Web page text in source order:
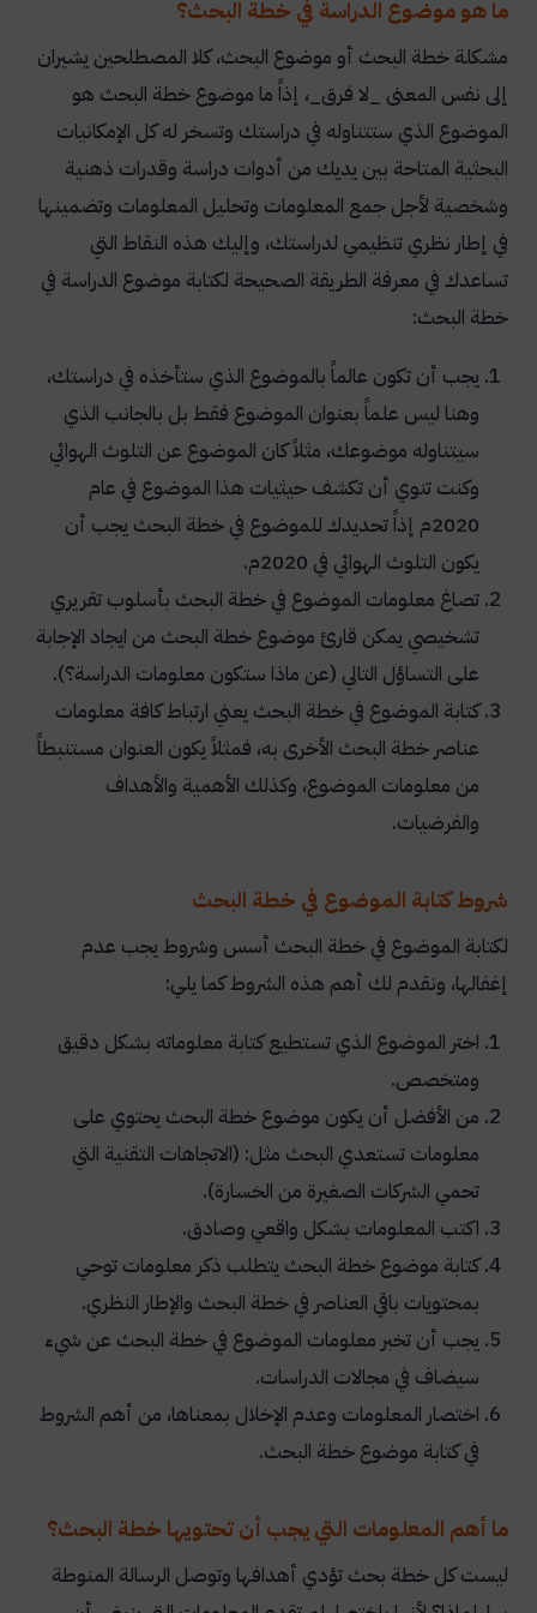
ما هو موضوع الدراسة في خطة البحث؟
مشكلة خطة البحث أو موضوع البحث، كلا المصطلحين يشيران
إلى نفس المعنى _لا فرق_، إذاً ما موضوع خطة البحث هو
الموضوع الذي ستتناوله في دراستك وتسخر له كل الإمكانيات
البحثية المتاحة بين يديك من أدوات دراسة وقدرات ذهنية
وشخصية لأجل جمع المعلومات وتحليل المعلومات وتضمينها
في إطار نظري تنظيمي لدراستك، وإليك هذه النقاط التي
تساعدك في معرفة الطريقة الصحيحة لكتابة موضوع الدراسة في
خطة البحث:
يجب أن تكون عالماً بالموضوع الذي ستأخذه في دراستك،
وهنا ليس علماً بعنوان الموضوع فقط بل بالجانب الذي
سيتناوله موضوعك، مثلاً كان الموضوع عن التلوث الهوائي
وكنت تنوي أن تكشف حيثيات هذا الموضوع في عام
2020م إذاً تحديدك للموضوع في خطة البحث يجب أن
يكون التلوث الهوائي في 2020م.
تصاغ معلومات الموضوع في خطة البحث بأسلوب تقريري
تشخيصي يمكن قارئ موضوع خطة البحث من ايجاد الإجابة
على التساؤل التالي (عن ماذا ستكون معلومات الدراسة؟).
كتابة الموضوع في خطة البحث يعني ارتباط كافة معلومات
عناصر خطة البحث الأخرى به، فمثلاً يكون العنوان مستنبطاً
من معلومات الموضوع، وكذلك الأهمية والأهداف
والفرضيات.
شروط كتابة الموضوع في خطة البحث
لكتابة الموضوع في خطة البحث أسس وشروط يجب عدم
إغفالها، ونقدم لك أهم هذه الشروط كما يلي:
اختر الموضوع الذي تستطيع كتابة معلوماته بشكل دقيق
ومتخصص.
من الأفضل أن يكون موضوع خطة البحث يحتوي على
معلومات تستعدي البحث مثل: (الاتجاهات التقنية التي
تحمي الشركات الصغيرة من الخسارة).
اكتب المعلومات بشكل واقعي وصادق.
كتابة موضوع خطة البحث يتطلب ذكر معلومات توحي
بمحتويات باقي العناصر في خطة البحث والإطار النظري.
يجب أن تخبر معلومات الموضوع في خطة البحث عن شيء
سيضاف في مجالات الدراسات.
اختصار المعلومات وعدم الإخلال بمعناها، من أهم الشروط
في كتابة موضوع خطة البحث.
ما أهم المعلومات التي يجب أن تحتويها خطة البحث؟
ليست كل خطة بحث تؤدي أهدافها وتوصل الرسالة المنوطة